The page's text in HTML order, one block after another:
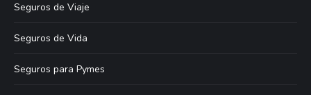
Seguros de Viaje
Seguros de Vida
Seguros para Pymes